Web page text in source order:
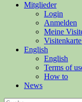
Mitglieder
Login
Anmelden
Meine
English
English
Terms of
How to
News